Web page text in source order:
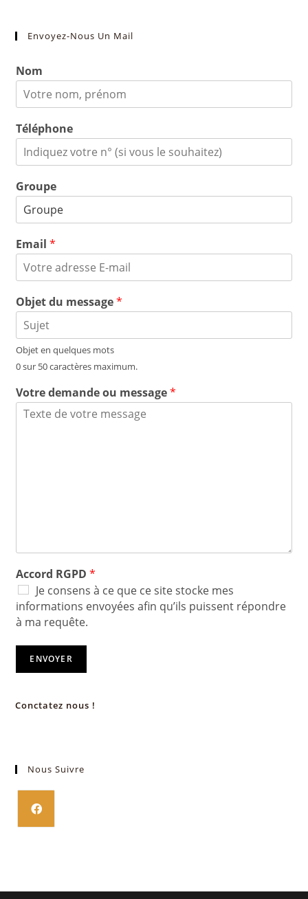
Envoyez-Nous Un Mail
Nom
Téléphone
Groupe
Email*
Objet du message*
Objet en quelques mots
0 sur 50 caractères maximum.
Votre demande ou message*
Accord RGPD*
Je consens à ce que ce site stocke mes
informations envoyées afin qu’ils puissent répondre
à ma requête.
ENVOYER
Conctatez nous !
Nous Suivre